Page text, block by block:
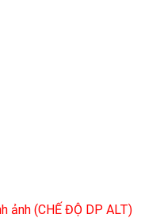
ảnh (CHẾ ĐỘ DP ALT)